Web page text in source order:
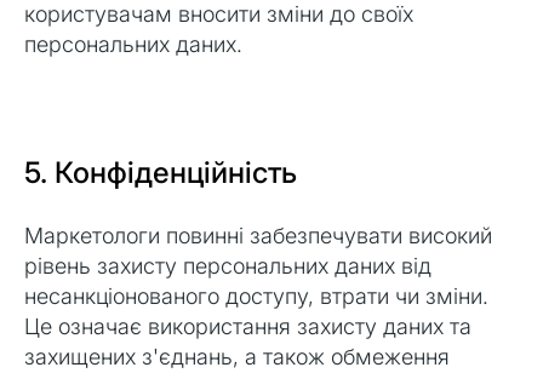
користувачам вносити зміни до своїх
персональних даних.
5. Конфіденційність
Маркетологи повинні забезпечувати високий
рівень захисту персональних даних від
несанкціонованого доступу, втрати чи зміни.
Це означає використання захисту даних та
захищених з'єднань, а також обмеження